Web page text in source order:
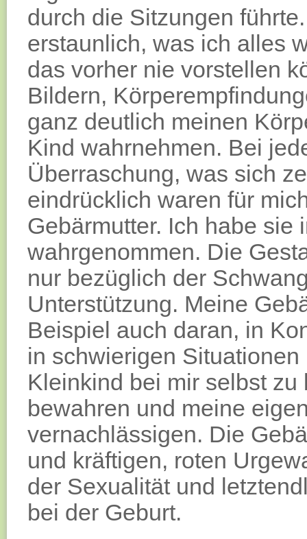
durch die Sitzungen
erstaunlich, was ich alles
das vorher nie vorstellen
Bildern,
ganz deutlich meinen
Kind wahrnehmen. Bei
Überraschung, was sich
eindrücklich waren für
Gebärmutter. Ich habe sie
wahrgenommen. Die
nur bezüglich der
Unterstützung. Meine
Beispiel auch daran, in
in schwierigen
Kleinkind bei mir selbst
bewahren und meine
vernachlässigen. Die
und kräftigen, roten
der Sexualität und
bei der Geburt.